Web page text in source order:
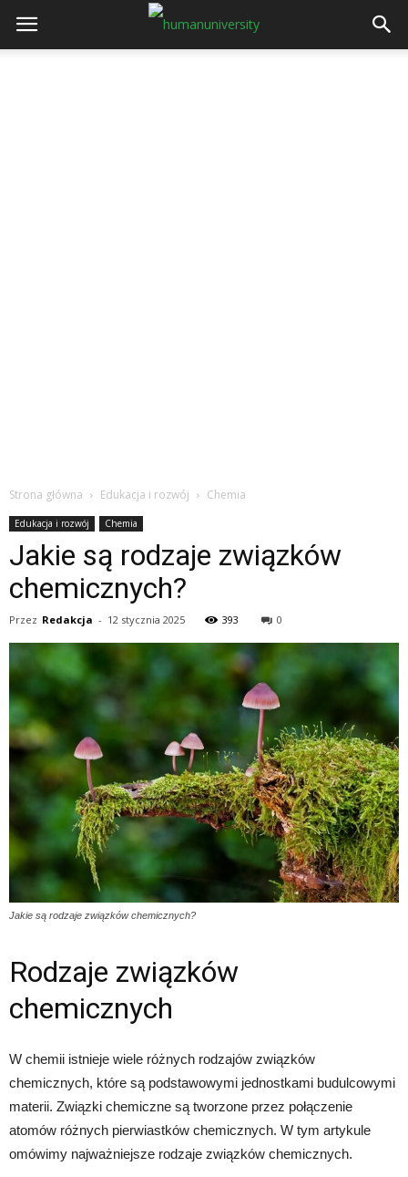
Strona główna Edukacja i rozwój Chemia
Edukacja i rozwój Chemia
Jakie są rodzaje związków
chemicznych?
Przez Redakcja - 12 stycznia 2025 393 0
Jakie są rodzaje związków chemicznych?
Rodzaje związków
chemicznych
W chemii istnieje wiele różnych rodzajów związków
chemicznych, które są podstawowymi jednostkami budulcowymi
materii. Związki chemiczne są tworzone przez połączenie
atomów różnych pierwiastków chemicznych. W tym artykule
omówimy najważniejsze rodzaje związków chemicznych.